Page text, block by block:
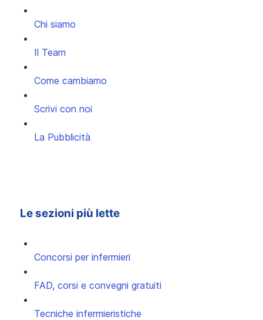
Chi siamo
Il Team
Come cambiamo
Scrivi con noi
La Pubblicità
Le sezioni più lette
Concorsi per infermieri
FAD, corsi e convegni gratuiti
Tecniche infermieristiche